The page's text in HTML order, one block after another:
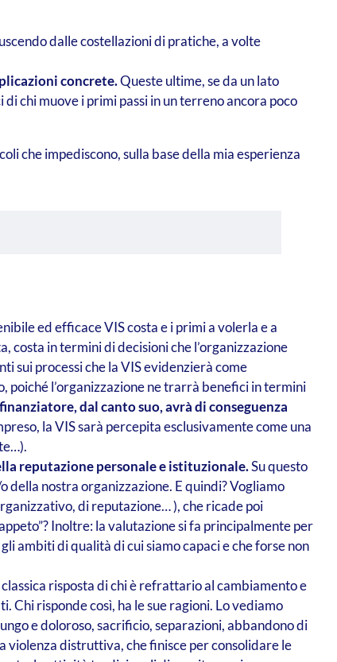
uscendo dalle costellazioni di pratiche, a volte
concrete.Queste ultime, se da un lato
chi muove i primi passi in un terreno ancora poco
che impediscono, sulla base della mia esperienza
ed efficace VIS costa e i primi a volerla e a
costa in termini di decisioni che l’organizzazione
sui processi che la VIS evidenzierà come
l’organizzazione ne trarrà benefici in termini
dal canto suo, avrà di conseguenza
la VIS sarà percepita esclusivamente come una
reputazione personale e istituzionale.Su questo
nostra organizzazione. E quindi? Vogliamo
di reputazione… ), che ricade poi
Inoltre: la valutazione si fa principalmente per
ambiti di qualità di cui siamo capaci e che forse non
risposta di chi è refrattario al cambiamento e
risponde così, ha le sue ragioni. Lo vediamo
e doloroso, sacrificio, separazioni, abbandono di
distruttiva, che finisce per consolidare le